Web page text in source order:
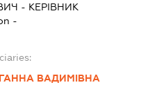
- КЕРІВНИК
-
ВАДИМІВНА